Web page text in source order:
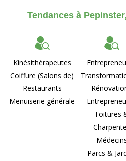
Tendances à
Kinésithérapeutes
Coiffure (Salons de)
Restaurants
Menuiserie générale
Toitures
Médecins
Parcs &